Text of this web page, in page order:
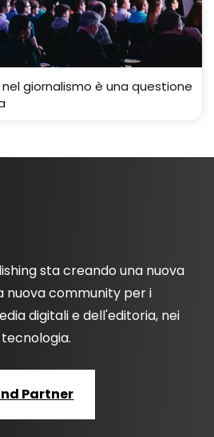
giornalismo è una questione
sta creando una nuova
nuova community per i
digitali e dell'editoria, nei
Partner